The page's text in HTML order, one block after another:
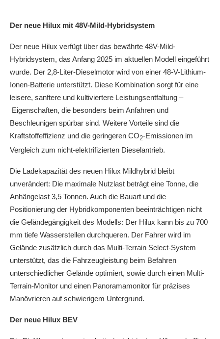
Der neue Hilux mit 48V-Mild-Hybridsystem
Der neue Hilux verfügt über das bewährte 48V-Mild-
Hybridsystem, das Anfang 2025 im aktuellen Modell eingeführt
wurde. Der 2,8-Liter-Dieselmotor wird von einer 48-V-Lithium-
Ionen-Batterie unterstützt. Diese Kombination sorgt für eine
leisere, sanftere und kultiviertere Leistungsentfaltung –
Eigenschaften, die besonders beim Anfahren und
Beschleunigen spürbar sind. Weitere Vorteile sind die
Kraftstoffeffizienz und die geringeren CO2-Emissionen im
Vergleich zum nicht-elektrifizierten Dieselantrieb.
Die Ladekapazität des neuen Hilux Mildhybrid bleibt
unverändert: Die maximale Nutzlast beträgt eine Tonne, die
Anhängelast 3,5 Tonnen. Auch die Bauart und die
Positionierung der Hybridkomponenten beeinträchtigen nicht
die Geländegängigkeit des Modells: Der Hilux kann bis zu 700
mm tiefe Wasserstellen durchqueren. Der Fahrer wird im
Gelände zusätzlich durch das Multi-Terrain Select-System
unterstützt, das die Fahrzeugleistung beim Befahren
unterschiedlicher Gelände optimiert, sowie durch einen Multi-
Terrain-Monitor und einen Panoramamonitor für präzises
Manövrieren auf schwierigem Untergrund.
Der neue Hilux BEV